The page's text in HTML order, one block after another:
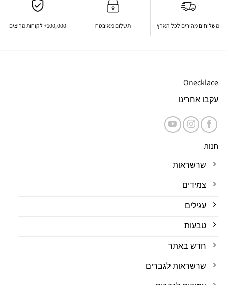
משלוחים מהירים לכל הארץ תשלום מאובטח 100,000+ לקוחות מרוצים
Onecklace
עקבו אחרינו
חנות
שרשראות
צמידים
עגילים
טבעות
חדש באתר
שרשראות לגברים